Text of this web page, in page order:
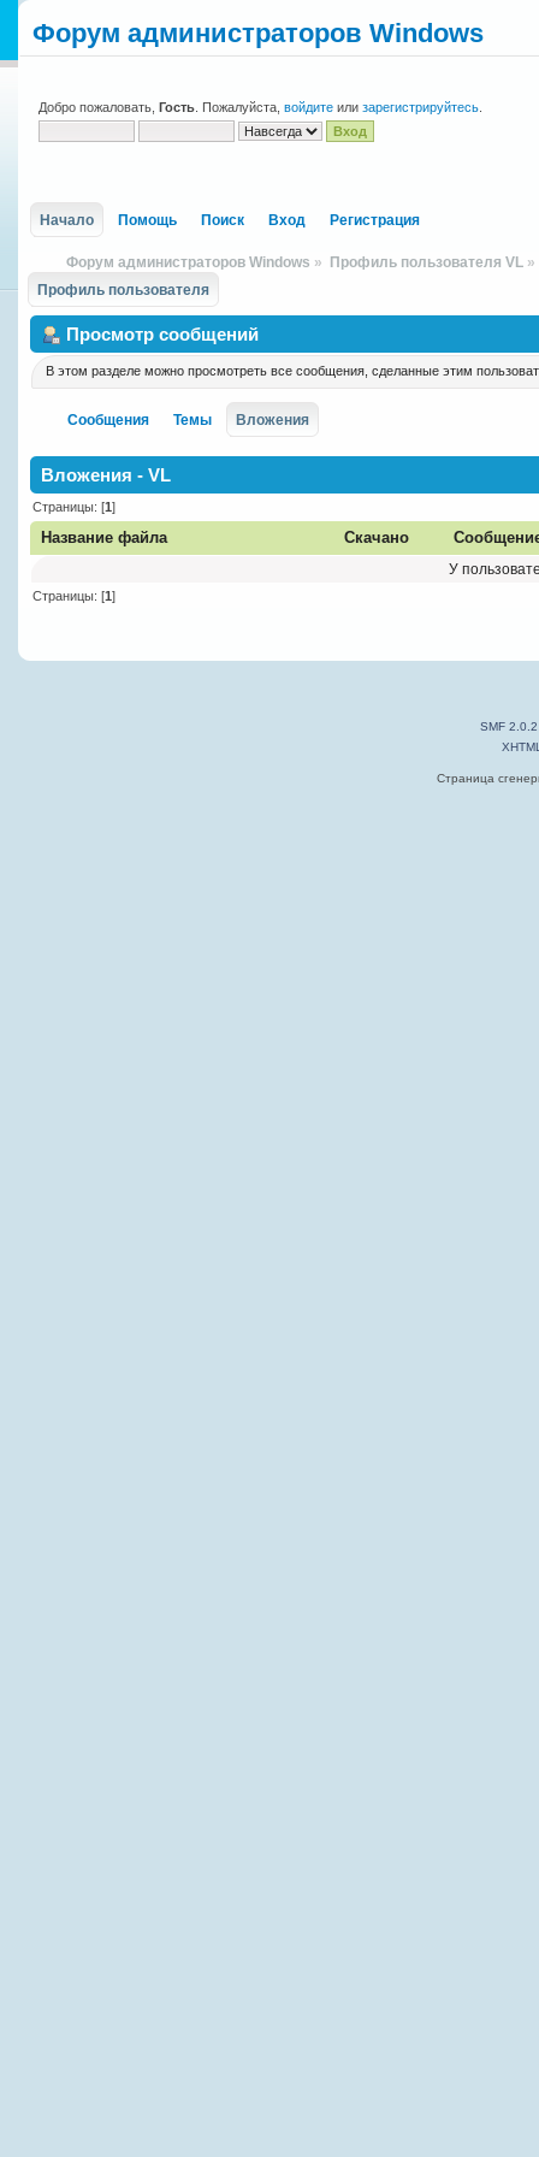
Форум администраторов Windows
Добро пожаловать, Гость . Пожалуйста, войдите или зарегистрируйтесь
Начало Помощь Поиск Вход Регистрация
Форум администраторов Windows » Профиль пользователя VL »
Профиль пользователя
Просмотр сообщений
В этом разделе можно просмотреть все сообщения, сделанные этим
Сообщения Темы Вложения
Вложения - VL
Страницы: [1]
Название файла Скачано
У
Страницы: [1]
SMF 2.0.2
Страница